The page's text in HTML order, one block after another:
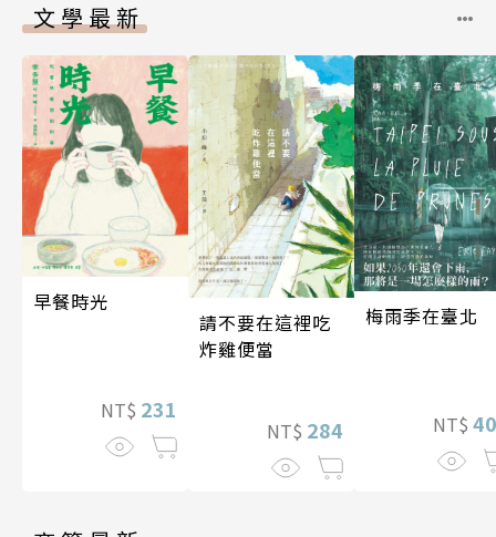
文學最新
早餐時光
NT$ 231
請不要在這裡吃
炸雞便當
NT$ 284
梅雨季在臺北
NT$